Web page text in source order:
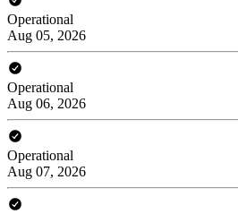
Operational
Aug 05, 2026
Operational
Aug 06, 2026
Operational
Aug 07, 2026